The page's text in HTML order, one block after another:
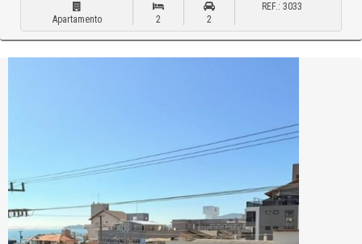
Apartamento 2 2
REF.: 3033